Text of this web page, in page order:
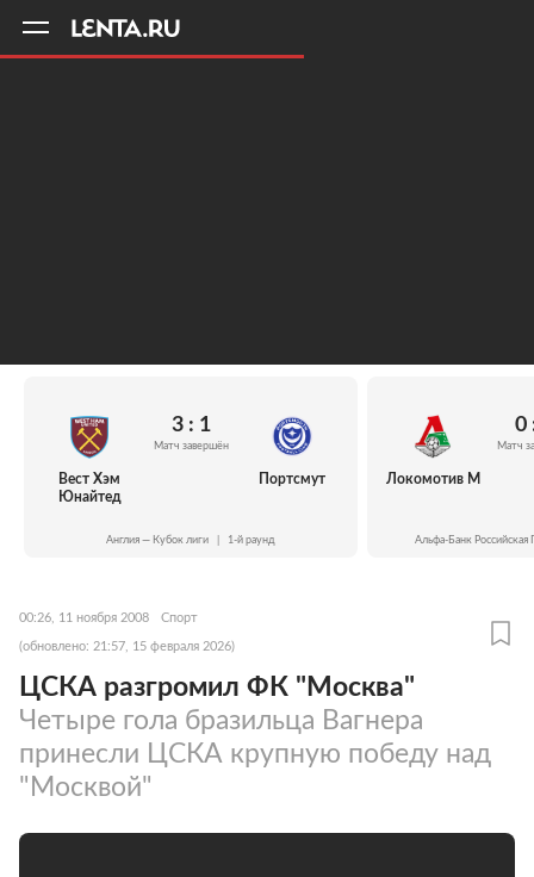
Вест Хэм
Юнайтед
3 : 1
Матч завершён
Портсмут
Англия — Кубок лиги 1-й раунд
Локомотив М
0
Матч
Альфа-Банк Российская
00:26, 11 ноября 2008 Спорт
(обновлено: 21:57, 15 февраля 2026)
ЦСКА разгромил ФК "Москва"
Четыре гола бразильца Вагнера
принесли ЦСКА крупную победу над
"Москвой"